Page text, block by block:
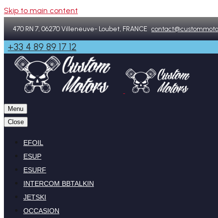
Skip to main content
470 RN 7, 06270 Villeneuve- Loubet, FRANCE
+33 4 89 89 17 12
Menu
Close
EFOIL
ESUP
ESURF
INTERCOM BBTALKIN
JETSKI
OCCASION